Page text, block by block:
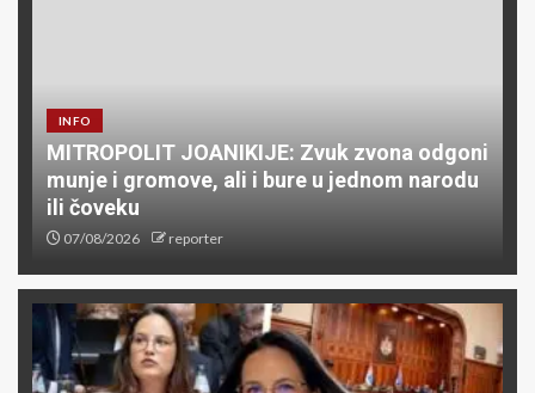
INFO
MITROPOLIT JOANIKIJE: Zvuk zvona odgoni
munje i gromove, ali i bure u jednom narodu
ili čoveku
07/08/2026 reporter